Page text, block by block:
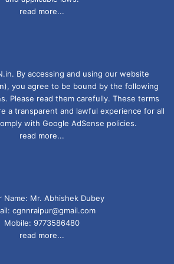
read more...
By accessing and using our website
you agree to be bound by the following
Please read them carefully. These terms
a transparent and lawful experience for all
with Google AdSense policies.
read more...
Name: Mr. Abhishek Dubey
cgnnraipur@gmail.com
Mobile: 9773586480
read more...